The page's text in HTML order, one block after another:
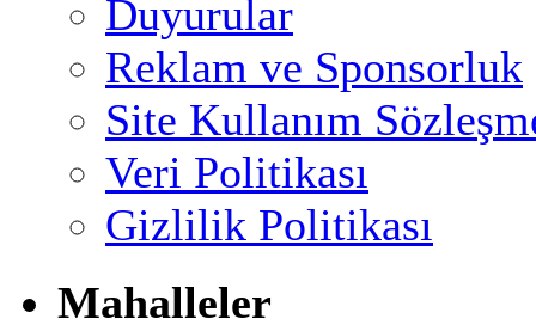
Duyurular
Reklam ve Sponsorluk
Site Kullanım
Veri Politikası
Gizlilik Politikası
Mahalleler